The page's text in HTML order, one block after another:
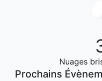
Nuages
Prochains